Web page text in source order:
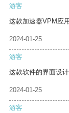
游客
这款加速器VPM应
2024-01-25
游客
这款软件的界面设
2024-01-25
游客